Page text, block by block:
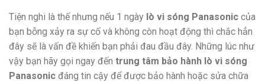
Tiện nghi là thế nhưng nếu 1 ngày lò vi sóng Panasonic của
bạn bỗng xảy ra sự cố và không còn hoạt động thì chắc hẳn
đây sẽ là vấn đề khiến bạn phải đau đầu đây. Những lúc như
vậy bạn hãy gọi ngay đến trung tâm bảo hành lò vi sóng
Panasonic đáng tin cậy để được bảo hành hoặc sửa chữa